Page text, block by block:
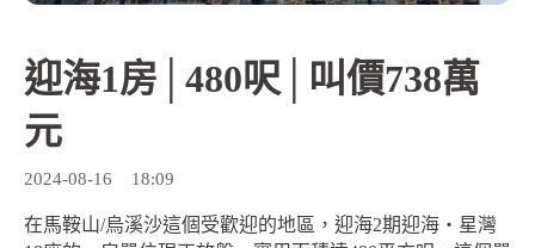
迎海1房│480呎│叫價738萬
元
2024-08-16 18:09
在馬鞍山/烏溪沙這個受歡迎的地區，迎海2期迎海‧星灣